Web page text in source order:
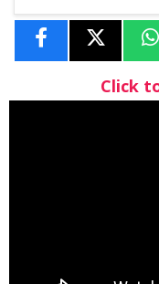
Click